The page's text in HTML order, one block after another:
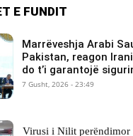
E FUNDIT
Marrëveshja Arabi
Pakistan, reagon
do t’i garantojë
7 Gusht, 2026 - 23:49
Virusi i Nilit perëndimor